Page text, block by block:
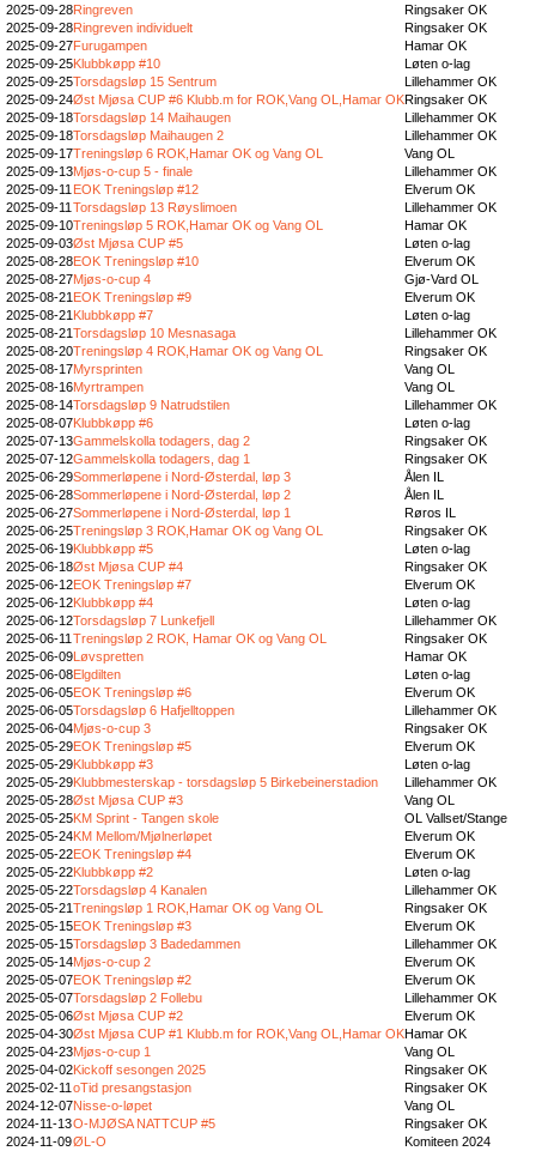
2025-09-28Ringreven
Ringsaker OK
2025-09-28Ringreven individuelt
Ringsaker OK
2025-09-27Furugampen
Hamar OK
2025-09-25Klubbkøpp #10
Løten o-lag
2025-09-25Torsdagsløp 15 Sentrum
Lillehammer OK
2025-09-24Øst Mjøsa CUP #6 Klubb.m for ROK,Vang OL,Hamar OKRingsaker OK
2025-09-18Torsdagsløp 14 Maihaugen
Lillehammer OK
2025-09-18Torsdagsløp Maihaugen 2
Lillehammer OK
2025-09-17Treningsløp 6 ROK,Hamar OK og Vang OL
Vang OL
2025-09-13Mjøs-o-cup 5 - finale
Lillehammer OK
2025-09-11 EOK Treningsløp #12
Elverum OK
2025-09-11 Torsdagsløp 13 Røyslimoen
Lillehammer OK
2025-09-10Treningsløp 5 ROK,Hamar OK og Vang OL
Hamar OK
2025-09-03Øst Mjøsa CUP #5
Løten o-lag
2025-08-28EOK Treningsløp #10
Elverum OK
2025-08-27Mjøs-o-cup 4
Gjø-Vard OL
2025-08-21 EOK Treningsløp #9
Elverum OK
2025-08-21 Klubbkøpp #7
Løten o-lag
2025-08-21Torsdagsløp 10 Mesnasaga
Lillehammer OK
2025-08-20Treningsløp 4 ROK,Hamar OK og Vang OL
Ringsaker OK
2025-08-17Myrsprinten
Vang OL
2025-08-16Myrtrampen
Vang OL
2025-08-14Torsdagsløp 9 Natrudstilen
Lillehammer OK
2025-08-07Klubbkøpp #6
Løten o-lag
2025-07-13Gammelskolla todagers, dag 2
Ringsaker OK
2025-07-12Gammelskolla todagers, dag 1
Ringsaker OK
2025-06-29Sommerløpene i Nord-Østerdal, løp 3
Ålen IL
2025-06-28Sommerløpene i Nord-Østerdal, løp 2
Ålen IL
2025-06-27Sommerløpene i Nord-Østerdal, løp 1
Røros IL
2025-06-25Treningsløp 3 ROK,Hamar OK og Vang OL
Ringsaker OK
2025-06-19Klubbkøpp #5
Løten o-lag
2025-06-18Øst Mjøsa CUP #4
Ringsaker OK
2025-06-12EOK Treningsløp #7
Elverum OK
2025-06-12Klubbkøpp #4
Løten o-lag
2025-06-12Torsdagsløp 7 Lunkefjell
Lillehammer OK
2025-06-11 Treningsløp 2 ROK, Hamar OK og Vang OL
Ringsaker OK
2025-06-09Løvspretten
Hamar OK
2025-06-08Elgdilten
Løten o-lag
2025-06-05EOK Treningsløp #6
Elverum OK
2025-06-05Torsdagsløp 6 Hafjelltoppen
Lillehammer OK
2025-06-04Mjøs-o-cup 3
Ringsaker OK
2025-05-29EOK Treningsløp #5
Elverum OK
2025-05-29Klubbkøpp #3
Løten o-lag
2025-05-29Klubbmesterskap - torsdagsløp 5 Birkebeinerstadion
Lillehammer OK
2025-05-28Øst Mjøsa CUP #3
Vang OL
2025-05-25KM Sprint - Tangen skole
OL Vallset/Stange
2025-05-24KM Mellom/Mjølnerløpet
Elverum OK
2025-05-22EOK Treningsløp #4
Elverum OK
2025-05-22Klubbkøpp #2
Løten o-lag
2025-05-22Torsdagsløp 4 Kanalen
Lillehammer OK
2025-05-21Treningsløp 1 ROK,Hamar OK og Vang OL
Ringsaker OK
2025-05-15EOK Treningsløp #3
Elverum OK
2025-05-15Torsdagsløp 3 Badedammen
Lillehammer OK
2025-05-14Mjøs-o-cup 2
Elverum OK
2025-05-07EOK Treningsløp #2
Elverum OK
2025-05-07Torsdagsløp 2 Follebu
Lillehammer OK
2025-05-06Øst Mjøsa CUP #2
Elverum OK
2025-04-30Øst Mjøsa CUP #1 Klubb.m for ROK,Vang OL,Hamar OKHamar OK
2025-04-23Mjøs-o-cup 1
Vang OL
2025-04-02Kickoff sesongen 2025
Ringsaker OK
2025-02-11 oTid presangstasjon
Ringsaker OK
2024-12-07Nisse-o-løpet
Vang OL
2024-11-13O-MJØSA NATTCUP #5
Ringsaker OK
2024-11-09ØL-O
Komiteen 2024